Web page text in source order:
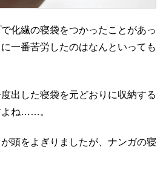
化繊の寝袋をつかったことがあっ
一番苦労したのはなんといっても
出した寝袋を元どおりに収納する
よね……。
頭をよぎりましたが、ナンガの寝